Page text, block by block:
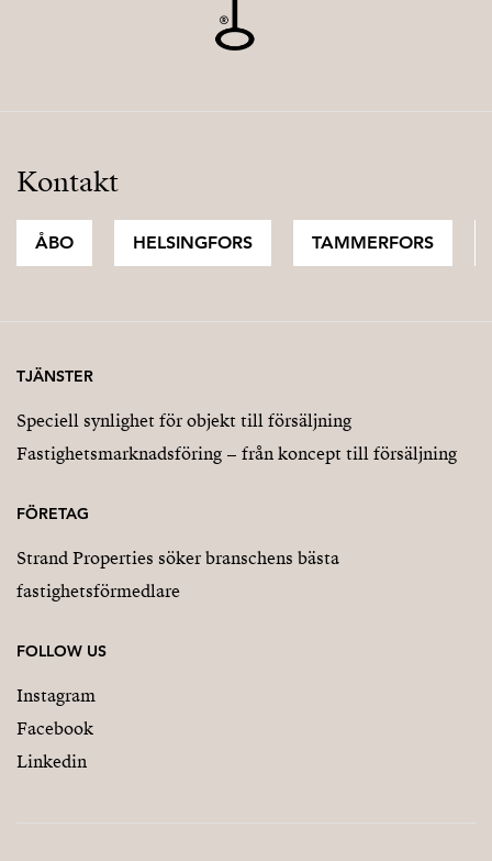
Kontakt
ÅBO HELSINGFORS TAMMERFORS
TJÄNSTER
Speciell synlighet för objekt till försäljning
Fastighetsmarknadsföring – från koncept till försäljning
FÖRETAG
Strand Properties söker branschens bästa
fastighetsförmedlare
FOLLOW US
Instagram
Facebook
Linkedin